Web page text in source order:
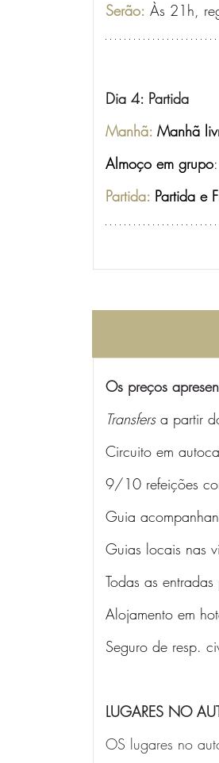
Serão: Às 21h,
Dia 4: Partida
Manhã: Manhã
Almoço em grupo
Partida: Partida e
Os preços
Transfers a partir
Circuito em
9/10 refeições
Guia
Guias locais nas
Todas as
Alojamento em
Seguro de resp.
LUGARES NO
OS lugares no